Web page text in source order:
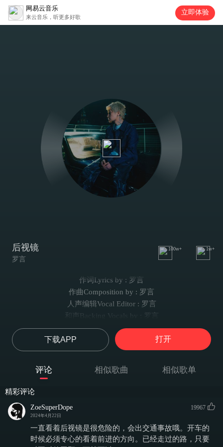
网易云音乐
来云音乐，听更多好歌
立即体验
后视镜
罗言
100w+ 1w+
作词Lyrics by : 罗言
作曲Composition by : 罗言
人声编辑Vocal Editor : 罗言
和声Backing Vocals by : 罗言
编曲Arrangement : LusciousBB
制作人Produced by : 罗言/ADE陶兴轩
吉他Guitar : Nick曾令伟
录音室Recorded at : Moonbaby Studio
我看着一排排的路灯穿过我的身体
它时而保持沉默时而窃窃私语
我的心事被讨论 我的灵魂被掩盖
下载APP 打开
评论 相似歌曲 相似歌单
精彩评论
ZoeSuperDope
2024年4月22日
19967
一直看着后视镜是很危险的，会出交通事故哦。开车的
时候必须专心的看着前进的方向。已经走过的路，只要